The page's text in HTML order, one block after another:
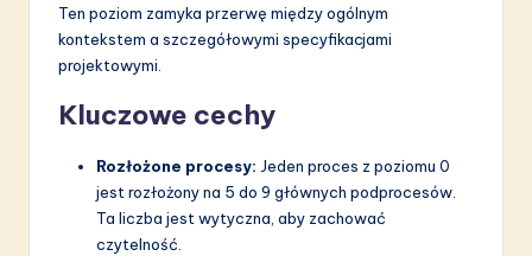
Ten poziom zamyka przerwę między ogólnym
kontekstem a szczegółowymi specyfikacjami
projektowymi.
Kluczowe cechy
Rozłożone procesy: Jeden proces z poziomu 0
jest rozłożony na 5 do 9 głównych podprocesów.
Ta liczba jest wytyczna, aby zachować
czytelność.